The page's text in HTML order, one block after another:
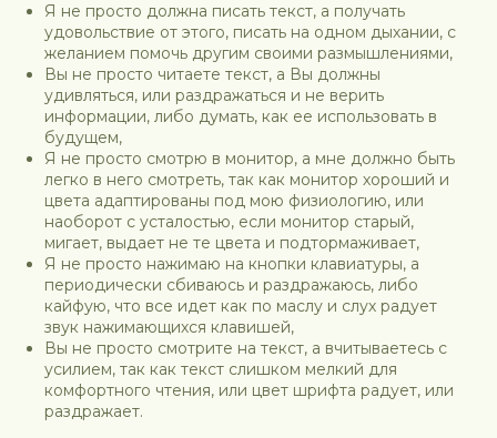
Я не просто должна писать текст, а получать
удовольствие от этого, писать на одном дыхании, с
желанием помочь другим своими размышлениями,
Вы не просто читаете текст, а Вы должны
удивляться, или раздражаться и не верить
информации, либо думать, как ее использовать в
будущем,
Я не просто смотрю в монитор, а мне должно быть
легко в него смотреть, так как монитор хороший и
цвета адаптированы под мою физиологию, или
наоборот с усталостью, если монитор старый,
мигает, выдает не те цвета и подтормаживает,
Я не просто нажимаю на кнопки клавиатуры, а
периодически сбиваюсь и раздражаюсь, либо
кайфую, что все идет как по маслу и слух радует
звук нажимающихся клавишей,
Вы не просто смотрите на текст, а вчитываетесь с
усилием, так как текст слишком мелкий для
комфортного чтения, или цвет шрифта радует, или
раздражает.